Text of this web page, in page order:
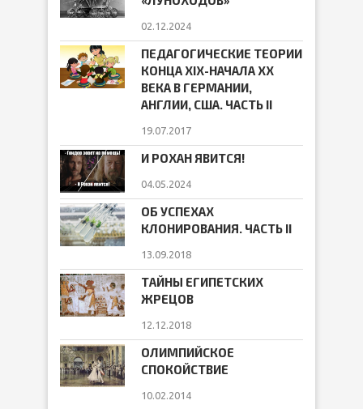
02.12.2024
ПЕДАГОГИЧЕСКИЕ ТЕОРИИ
КОНЦА ХIХ-НАЧАЛА ХХ
ВЕКА В ГЕРМАНИИ,
АНГЛИИ, США. ЧАСТЬ II
19.07.2017
И РОХАН ЯВИТСЯ!
04.05.2024
ОБ УСПЕХАХ
КЛОНИРОВАНИЯ. ЧАСТЬ II
13.09.2018
ТАЙНЫ ЕГИПЕТСКИХ
ЖРЕЦОВ
12.12.2018
ОЛИМПИЙСКОЕ
СПОКОЙСТВИЕ
10.02.2014